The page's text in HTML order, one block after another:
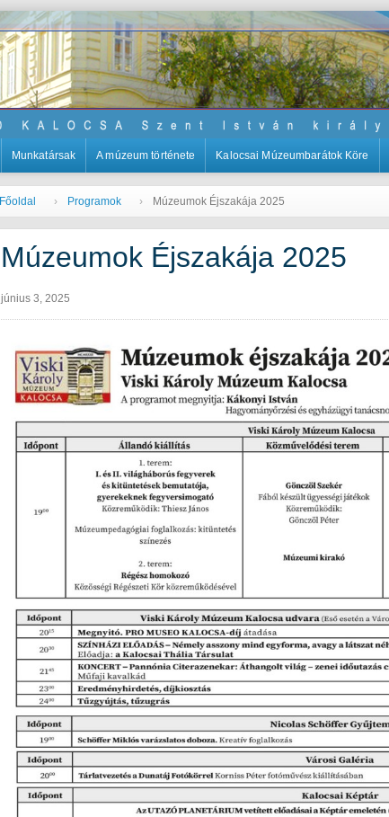
Munkatársak A múzeum története Kalocsai Múzeumbarátok Köre
Főoldal Programok Múzeumok Éjszakája 2025
Múzeumok Éjszakája 2025
június 3, 2025